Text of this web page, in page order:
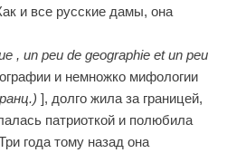
и все русские дамы, она
, un peu de geographie etun peu
и немножко мифологии
], долго жила за границей,
патриоткой и полюбила
года тому назад она